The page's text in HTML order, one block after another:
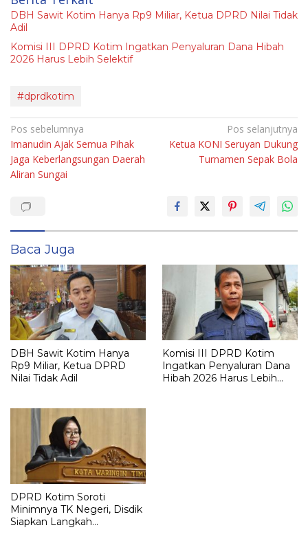
DBH Sawit Kotim Hanya Rp9 Miliar, Ketua DPRD Nilai Tidak
Adil
Komisi III DPRD Kotim Ingatkan Penyaluran Dana Hibah
2026 Harus Lebih Selektif
#dprdkotim
Navigasi
pos
Pos sebelumnya
Imanudin Ajak Semua Pihak
Jaga Keberlangsungan Daerah
Aliran Sungai
Pos selanjutnya
Ketua KONI Seruyan Dukung
Turnamen Sepak Bola
Baca Juga
DBH Sawit Kotim Hanya
Rp9 Miliar, Ketua DPRD
Nilai Tidak Adil
Komisi III DPRD Kotim
Ingatkan Penyaluran Dana
Hibah 2026 Harus Lebih
DPRD Kotim Soroti
Minimnya TK Negeri, Disdik
Siapkan Langkah